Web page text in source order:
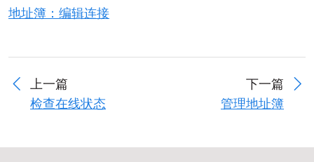
地址簿：编辑连接
上一篇
检查在线状态
下一篇
管理地址簿